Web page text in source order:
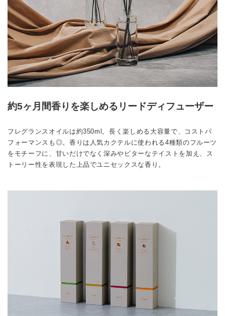
約5ヶ月間香りを楽しめるリードディフューザー
フレグランスオイルは約350ml。長く楽しめる大容量で、コストパ
フォーマンスも◎。香りは人気カクテルに使われる4種類のフルーツ
をモチーフに、甘いだけでなく深みやビターなテイストを加え、ス
トーリー性を表現した上品でユニセックスな香り。